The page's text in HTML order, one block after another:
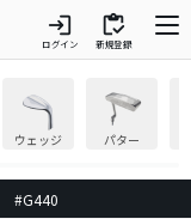
login
ログイン
inventory
新規登録
ウェッジ パター
#G440